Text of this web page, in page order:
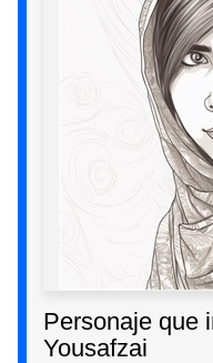
Personaje que
Yousafzai